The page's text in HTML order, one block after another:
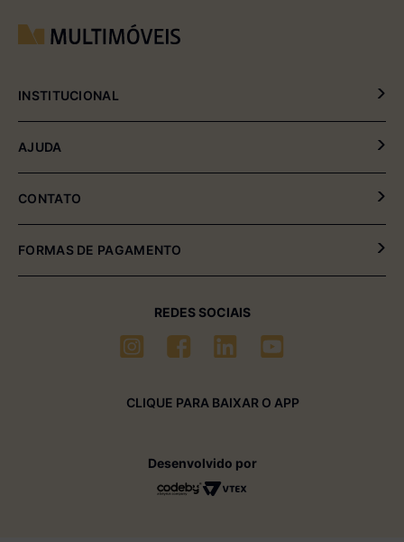
INSTITUCIONAL
Política de Entrega e Devolução
AJUDA
Fale Conosco
CONTATO
(54) 2102-4000 (08:00hrs às 17:30hrs)
(54) 99611-6238 (seg à sexta-feira)
sac01@multimóveis.com
FORMAS DE PAGAMENTO
REDES SOCIAIS
CLIQUE PARA BAIXAR O APP
Desenvolvido por